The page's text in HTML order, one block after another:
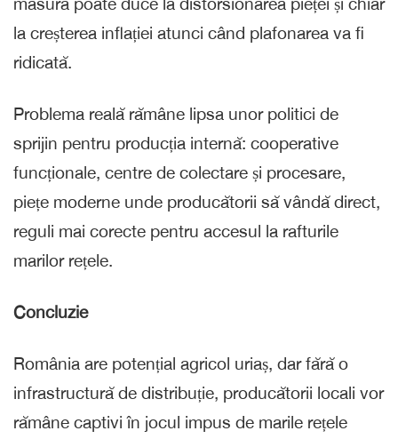
la creșterea inflației atunci când plafonarea va fi
ridicată.
Problema reală rămâne lipsa unor politici de
sprijin pentru producția internă: cooperative
funcționale, centre de colectare și procesare,
piețe moderne unde producătorii să vândă direct,
reguli mai corecte pentru accesul la rafturile
marilor rețele.
Concluzie
România are potențial agricol uriaș, dar fără o
infrastructură de distribuție, producătorii locali vor
rămâne captivi în jocul impus de marile rețele